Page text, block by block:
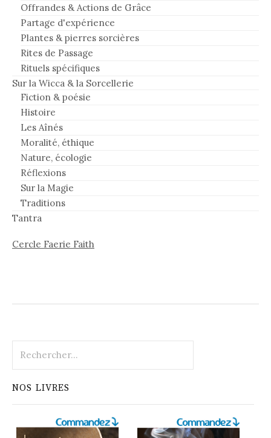
Offrandes & Actions de Grâce
Partage d'expérience
Plantes & pierres sorcières
Rites de Passage
Rituels spécifiques
Sur la Wicca & la Sorcellerie
Fiction & poésie
Histoire
Les Aînés
Moralité, éthique
Nature, écologie
Réflexions
Sur la Magie
Traditions
Tantra
Cercle Faerie Faith
NOS LIVRES